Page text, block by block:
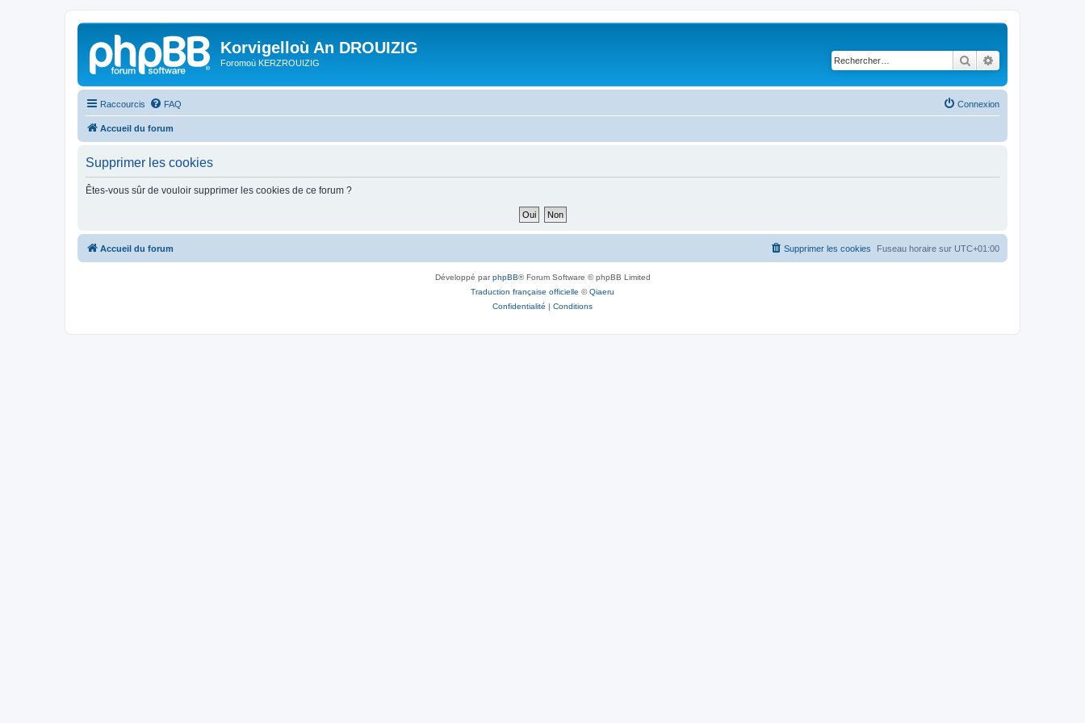
Korvigelloù An DROUIZIG
Foromoù KERZROUIZIG Rechercher
Raccourcis FAQ Connexion
Accueil du forum
Supprimer les cookies
Êtes-vous sûr de vouloir supprimer les cookies de ce forum ?
Accueil du forum Fuseau horaire sur UTC+01:00
Supprimer les cookies
Développé parphpBB® Forum Software © phpBB Limited
Traduction française officielle ©Qiaeru
Confidentialité | Conditions